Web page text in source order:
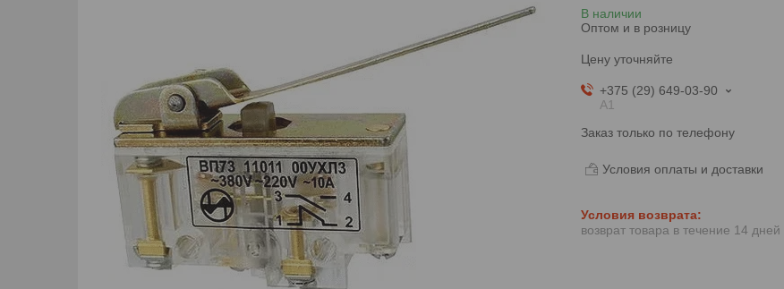
В наличии
Оптом и в розницу
Цену уточняйте
+375 (29) 649-03-90
A1
Заказ только по телефону
Условия оплаты и доставки
возврат товара в течение 14 дней